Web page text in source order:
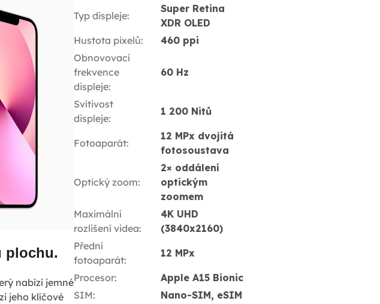
plochu.
nabízí jemné
jeho klíčové
Typ displeje:
Super Retina
XDR OLED
Hustota pixelů:
460 ppi
Obnovovací
frekvence
displeje:
60 Hz
Svítivost
displeje:
1 200 Nitů
Fotoaparát:
12 MPx dvojitá
fotosoustava
Optický zoom:
2× oddálení
optickým
zoomem
Maximální
rozlišení videa:
4K UHD
(3840x2160)
Přední
fotoaparát:
12 MPx
Procesor:
Apple A15 Bionic
SIM: Nano-SIM, eSIM